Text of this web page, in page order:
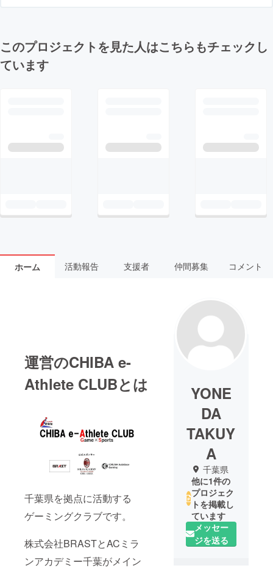
このプロジェクトを見た人はこちらもチェックし
ています
ホーム 活動報告 支援者 仲間募集 コメント
運営のCHIBA e-
Athlete CLUBとは
千葉県を拠点に活動する
ゲーミングクラブです。
株式会社BRASTとACミラ
ンアカデミー千葉がメイン
YONE
DA
TAKUY
A
千葉県
他に1件の
プロジェク
トを掲載し
ています
メッセー
ジを送る